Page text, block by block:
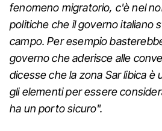
fenomeno migratorio, c'è nel
politiche che il governo italiano
campo. Per esempio
governo che aderisce alle
dicesse che la zona Sar libica è
gli elementi per essere
ha un porto sicuro".